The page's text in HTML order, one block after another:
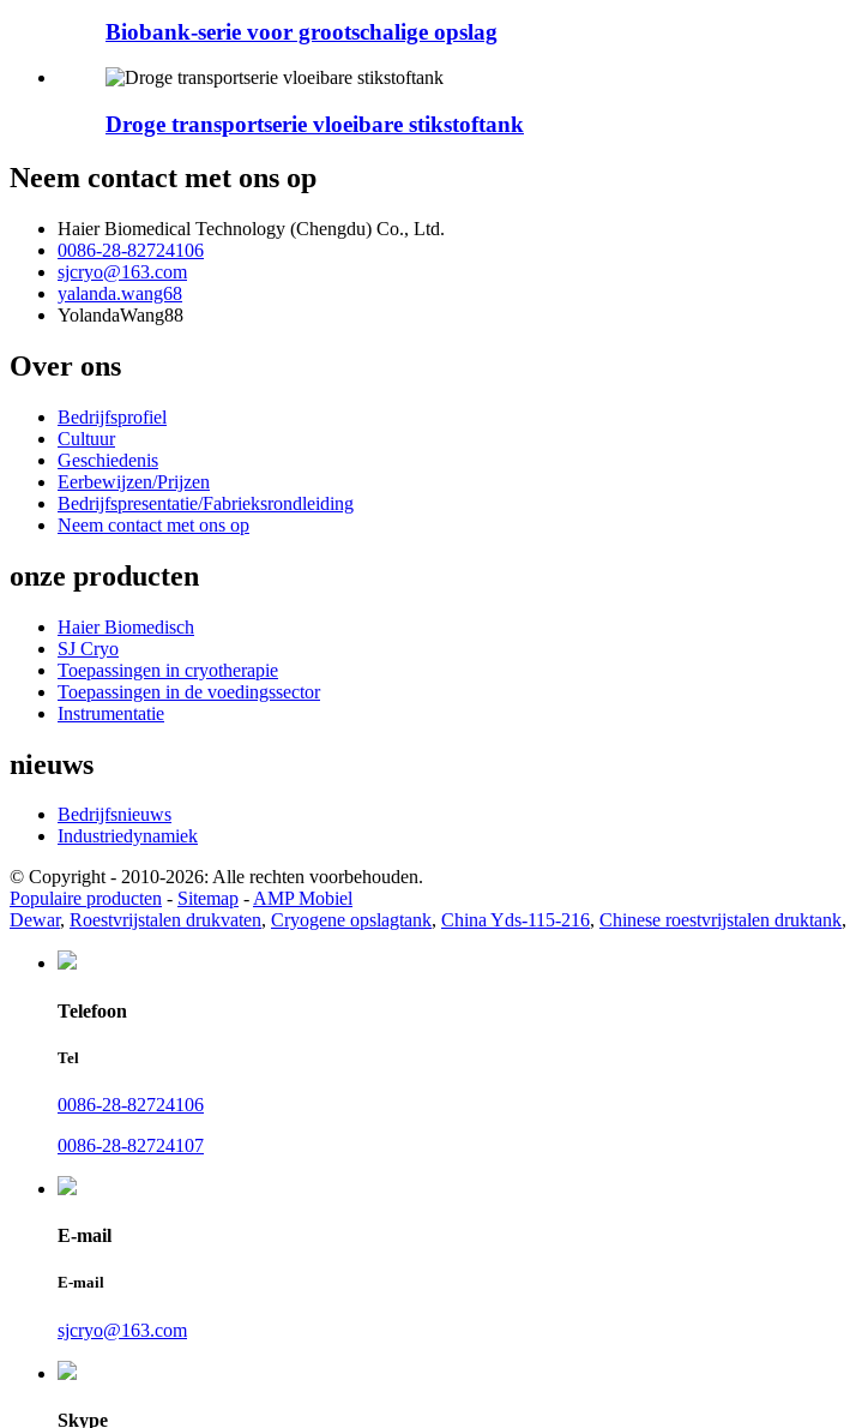
Biobank-serie voor grootschalige opslag
Droge transportserie vloeibare stikstoftank
Neem contact met ons op
Haier Biomedical Technology (Chengdu) Co., Ltd.
0086-28-82724106
sjcryo@163.com
yalanda.wang68
YolandaWang88
Over ons
Bedrijfsprofiel
Cultuur
Geschiedenis
Eerbewijzen/Prijzen
Bedrijfspresentatie/Fabrieksrondleiding
Neem contact met ons op
onze producten
Haier Biomedisch
SJ Cryo
Toepassingen in cryotherapie
Toepassingen in de voedingssector
Instrumentatie
nieuws
Bedrijfsnieuws
Industriedynamiek
© Copyright - 2010-2026: Alle rechten voorbehouden.
Populaire producten - Sitemap -AMP Mobiel
Dewar, Roestvrijstalen drukvaten, Cryogene opslagtank, China Yds-115-216, Chinese roestvrijstalen druktank,
Telefoon
Tel
0086-28-82724106
0086-28-82724107
E-mail
E-mail
sjcryo@163.com
Skype